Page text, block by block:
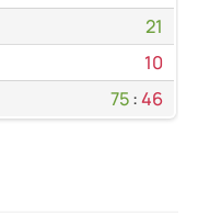
21
10
75:46